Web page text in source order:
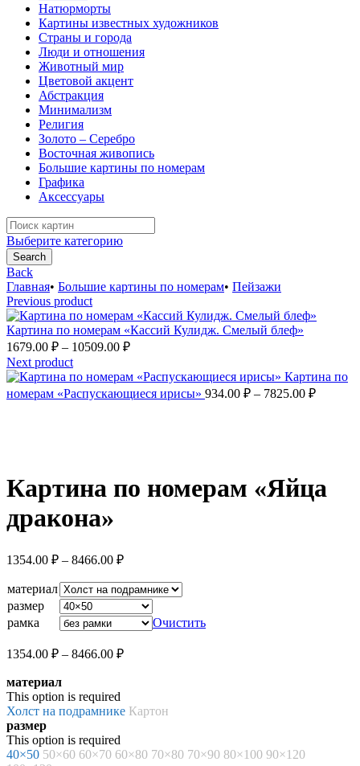
Натюрморты
Картины известных художников
Страны и города
Люди и отношения
Животный мир
Цветовой акцент
Абстракция
Минимализм
Религия
Золото – Серебро
Восточная живопись
Большие картины по номерам
Графика
Аксессуары
Search
for:
Выберите категорию
Search
Back
Главная• Большие картины по номерам• Пейзажи
Previous product
Картина по номерам «Кассий Кулидж. Смелый блеф»
1679.00 ₽ – 10509.00 ₽Диапазон
1679.00 ₽
–
Next product
Картина по
номерам «Распускающиеся ирисы» 934.00 ₽ – 7825.00 ₽
Картина по номерам «Яйца
дракона»
1354.00 ₽ – 8466.00 ₽Диапазон
1354.00 ₽
–
8466.00 ₽
материал
размер
рамка
Очистить
1354.00 ₽ – 8466.00 ₽Диапазон
8466.00 ₽
материал
This option is required
Холст на подрамнике Картон
размер
This option is required
40×50 50×60 60×70 60×80 70×80 70×90 80×100 90×120